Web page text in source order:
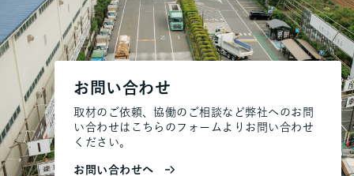
お問い合わせ
取材のご依頼、協働のご相談など弊社へのお問
い合わせはこちらのフォームよりお問い合わせ
ください。
お問い合わせへ